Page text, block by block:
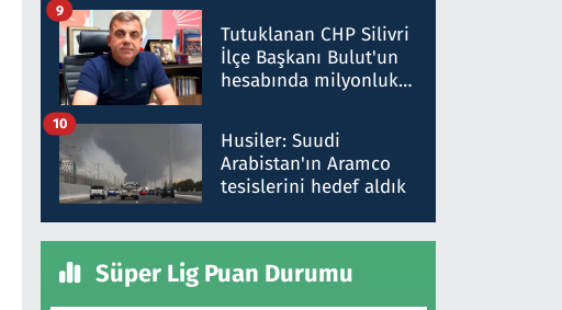
düşürüldüğü" iddiasını
yalanladı
Tutuklanan CHP Silivri
İlçe Başkanı Bulut'un
hesabında milyonluk
talimat verdi, ben
gönderdim
9
Husiler: Suudi
Arabistan'ın Aramco
tesislerini hedef aldık
10
Süper Lig Puan Durumu